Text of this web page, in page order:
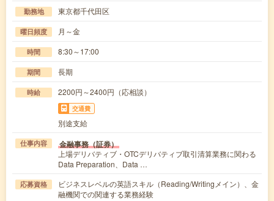
勤務地 東京都千代田区
曜日頻度 月～金
時間 8:30～17:00
期間 長期
時給 2200円～2400円（応相談）
交通費
別途支給
仕事内容 金融事務（証券）
上場デリバティブ・OTCデリバティブ取引清算業務に関わる
Data Preparation、Data …
応募資格
ビジネスレベルの英語スキル（Reading/Writingメイン）、金
融機関での関連する業務経験